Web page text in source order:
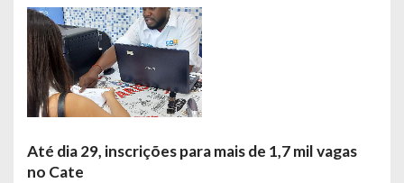
Até dia 29, inscrições para mais de 1,7 mil vagas
no Cate